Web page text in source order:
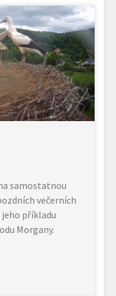
samostatnou
večerních
příkladu
Morgany.